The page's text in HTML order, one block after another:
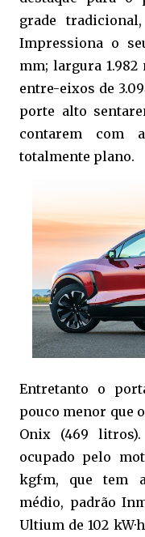
grade
Impressiona o
mm; largura 1.982
entre-eixos de
porte alto
contarem com
totalmente plano.
Entretanto o
pouco menor que
Onix (469
ocupado pelo
kgf·m, que tem
médio, padrão
Ultium de 102